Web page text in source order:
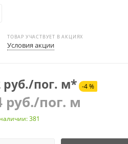
ТОВАР УЧАСТВУЕТ В АКЦИЯХ
Условия акции
руб./пог. м* -4 %
руб./пог. м
381